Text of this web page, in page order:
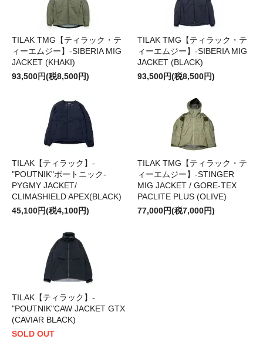
TILAK TMG【ティラック・テ
ィーエムジー】-SIBERIA MIG
JACKET (KHAKI)
93,500円(税8,500円)
TILAK TMG【ティラック・テ
ィーエムジー】-SIBERIA MIG
JACKET (BLACK)
93,500円(税8,500円)
TILAK【ティラック】-
"POUTNIK"ポートニック-
PYGMY JACKET/
CLIMASHIELD APEX(BLACK)
45,100円(税4,100円)
TILAK TMG【ティラック・テ
ィーエムジー】-STINGER
MIG JACKET / GORE-TEX
PACLITE PLUS (OLIVE)
77,000円(税7,000円)
TILAK【ティラック】-
"POUTNIK"CAW JACKET GTX
(CAVIAR BLACK)
SOLD OUT